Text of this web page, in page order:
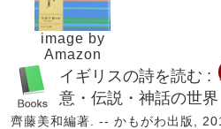
image by
Amazon
イギリスの詩を読む :
意・伝説・神話の世界
齊藤美和編著. -- かもがわ出版,